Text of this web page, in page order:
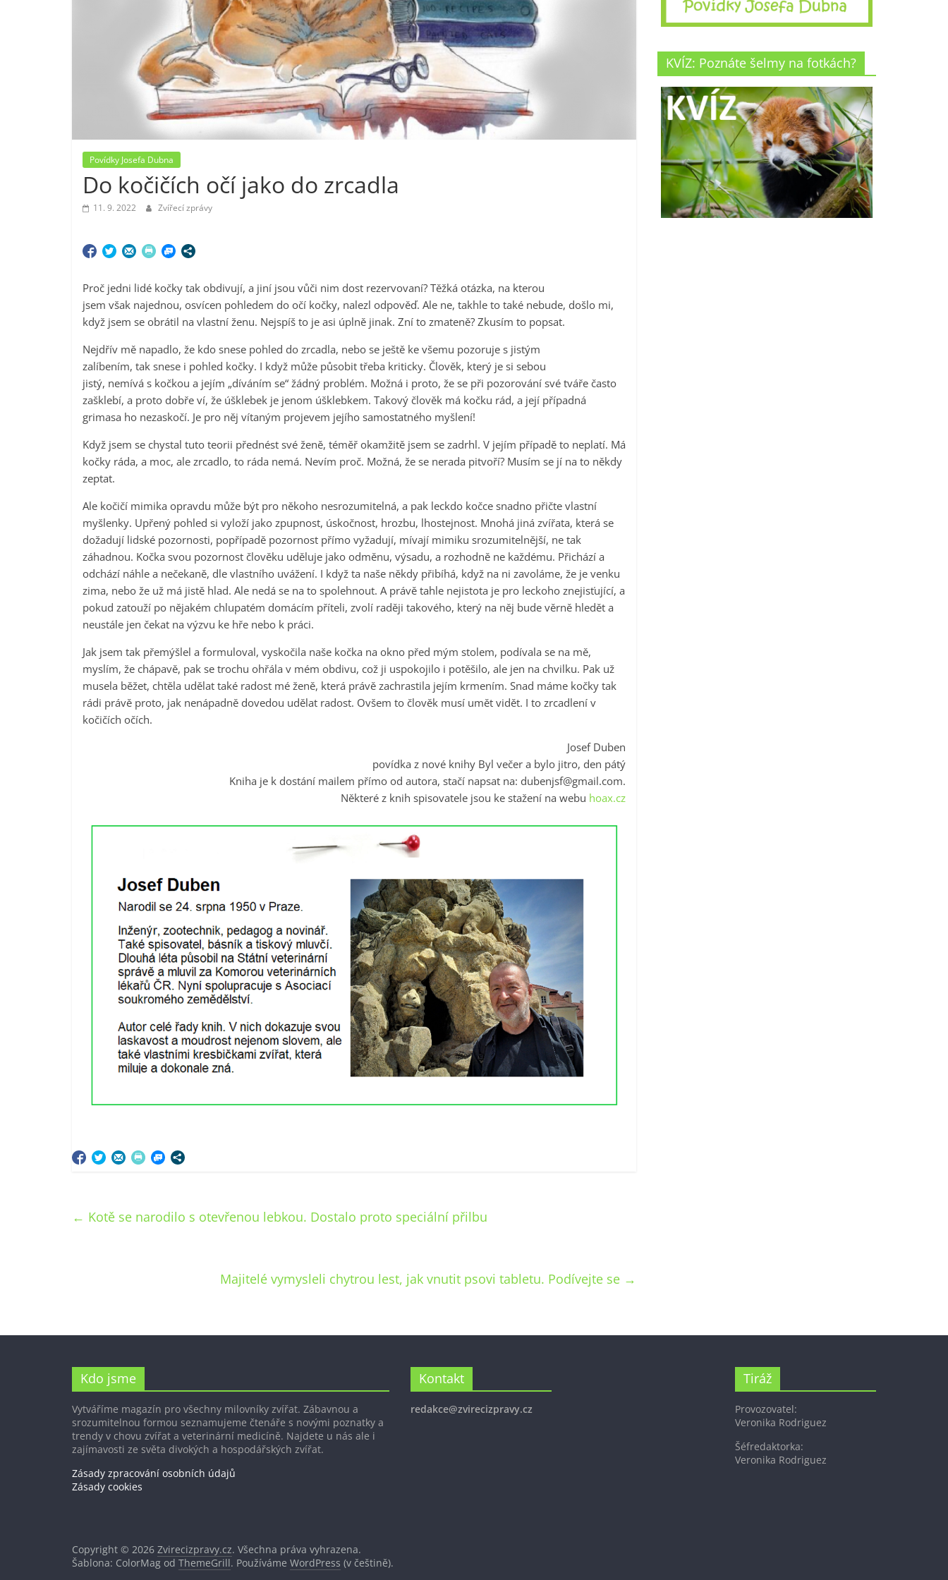
Povídky Josefa Dubna
Do kočičích očí jako do zrcadla
11. 9. 2022 Zvířecí zprávy
Proč jedni lidé kočky tak obdivují, a jiní jsou vůči nim dost rezervovaní? Těžká otázka, na kterou
jsem však najednou, osvícen pohledem do očí kočky, nalezl odpověď. Ale ne, takhle to také nebude, došlo mi,
když jsem se obrátil na vlastní ženu. Nejspíš to je asi úplně jinak. Zní to zmateně? Zkusím to popsat.
Nejdřív mě napadlo, že kdo snese pohled do zrcadla, nebo se ještě ke všemu pozoruje s jistým
zalíbením, tak snese i pohled kočky. I když může působit třeba kriticky. Člověk, který je si sebou
jistý, nemívá s kočkou a jejím „díváním se“ žádný problém. Možná i proto, že se při pozorování své tváře často
zašklebí, a proto dobře ví, že úšklebek je jenom úšklebkem. Takový člověk má kočku rád, a její případná
grimasa ho nezaskočí. Je pro něj vítaným projevem jejího samostatného myšlení!
Když jsem se chystal tuto teorii přednést své ženě, téměř okamžitě jsem se zadrhl. V jejím případě to neplatí. Má
kočky ráda, a moc, ale zrcadlo, to ráda nemá. Nevím proč. Možná, že se nerada pitvoří? Musím se jí na to někdy
zeptat.
Ale kočičí mimika opravdu může být pro někoho nesrozumitelná, a pak leckdo kočce snadno přičte vlastní
myšlenky. Upřený pohled si vyloží jako zpupnost, úskočnost, hrozbu, lhostejnost. Mnohá jiná zvířata, která se
dožadují lidské pozornosti, popřípadě pozornost přímo vyžadují, mívají mimiku srozumitelnější, ne tak
záhadnou. Kočka svou pozornost člověku uděluje jako odměnu, výsadu, a rozhodně ne každému. Přichází a
odchází náhle a nečekaně, dle vlastního uvážení. I když ta naše někdy přibíhá, když na ni zavoláme, že je venku
zima, nebo že už má jistě hlad. Ale nedá se na to spolehnout. A právě tahle nejistota je pro leckoho znejisťující, a
pokud zatouží po nějakém chlupatém domácím příteli, zvolí raději takového, který na něj bude věrně hledět a
neustále jen čekat na výzvu ke hře nebo k práci.
Jak jsem tak přemýšlel a formuloval, vyskočila naše kočka na okno před mým stolem, podívala se na mě,
myslím, že chápavě, pak se trochu ohřála v mém obdivu, což ji uspokojilo i potěšilo, ale jen na chvilku. Pak už
musela běžet, chtěla udělat také radost mé ženě, která právě zachrastila jejím krmením. Snad máme kočky tak
rádi právě proto, jak nenápadně dovedou udělat radost. Ovšem to člověk musí umět vidět. I to zrcadlení v
kočičích očích.
Josef Duben
povídka z nové knihy Byl večer a bylo jitro, den pátý
Kniha je k dostání mailem přímo od autora, stačí napsat na: dubenjsf@gmail.com.
Některé z knih spisovatele jsou ke stažení na webu hoax.cz
← Kotě se narodilo s otevřenou lebkou. Dostalo proto speciální přilbu
Majitelé vymysleli chytrou lest, jak vnutit psovi tabletu. Podívejte se →
KVÍZ: Poznáte šelmy na fotkách?
Kdo jsme
Vytváříme magazín pro všechny milovníky zvířat. Zábavnou a
srozumitelnou formou seznamujeme čtenáře s novými poznatky a
trendy v chovu zvířat a veterinární medicíně. Najdete u nás ale i
zajímavosti ze světa divokých a hospodářských zvířat.
Zásady zpracování osobních údajů
Zásady cookies
Kontakt
redakce@zvirecizpravy.cz
Tiráž
Provozovatel:
Veronika Rodriguez
Šéfredaktorka:
Veronika Rodriguez
Copyright © 2026 Zvirecizpravy.cz. Všechna práva vyhrazena.
Šablona: ColorMag od ThemeGrill. Používáme WordPress (v češtině).